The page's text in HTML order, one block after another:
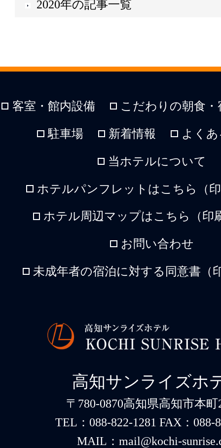
2020年の記事一覧
客室・館内設備 こだわりの朝食
駐車場 新着情報 よく
当ホテルについて
ホテルパンフレットはこちら（
ホテル周辺マップはこちら（印
お問い合わせ
未成年者の宿泊に対する同意書（
高知サンライズホ
〒780-0870高知県高知市本町
TEL：088-822-1281 FAX：088-
MAIL：mail@kochi-